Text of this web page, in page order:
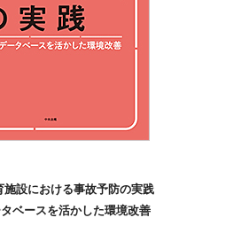
施設における事故予防の実践
ベースを活かした環境改善